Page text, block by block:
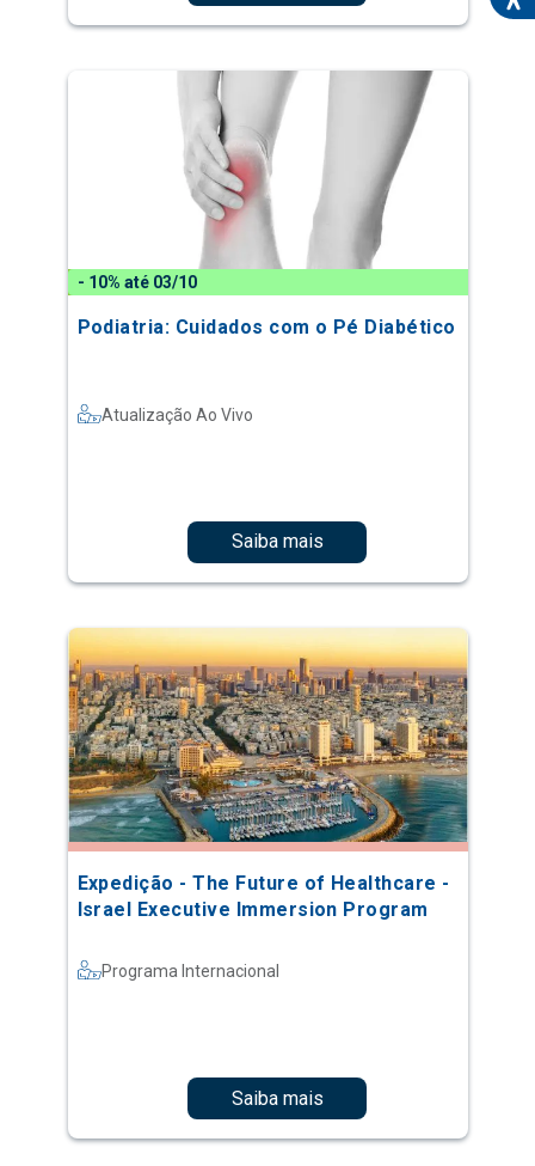
- 10% até 03/10
Podiatria: Cuidados com o Pé Diabético
Atualização Ao Vivo
Saiba mais
Expedição - The Future of Healthcare -
Israel Executive Immersion Program
Programa Internacional
Saiba mais